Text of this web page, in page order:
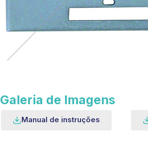
Galeria de Imagens
Manual de instruções